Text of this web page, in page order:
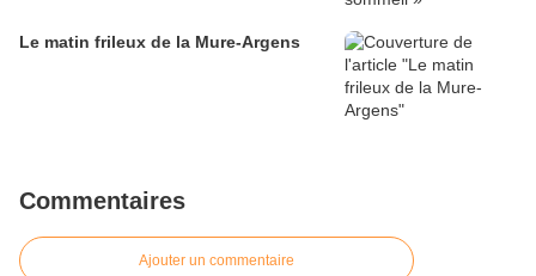
Le matin frileux de la Mure-Argens
Commentaires
Ajouter un commentaire